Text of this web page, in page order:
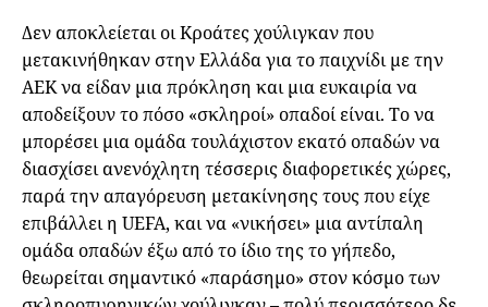
Δεν αποκλείεται οι Κροάτες χούλιγκαν που
μετακινήθηκαν στην Ελλάδα για το παιχνίδι με την
ΑΕΚ να είδαν μια πρόκληση και μια ευκαιρία να
αποδείξουν το πόσο «σκληροί» οπαδοί είναι. Το να
μπορέσει μια ομάδα τουλάχιστον εκατό οπαδών να
διασχίσει ανενόχλητη τέσσερις διαφορετικές χώρες,
παρά την απαγόρευση μετακίνησης τους που είχε
επιβάλλει η UEFA, και να «νικήσει» μια αντίπαλη
ομάδα οπαδών έξω από το ίδιο της το γήπεδο,
θεωρείται σημαντικό «παράσημο» στον κόσμο των